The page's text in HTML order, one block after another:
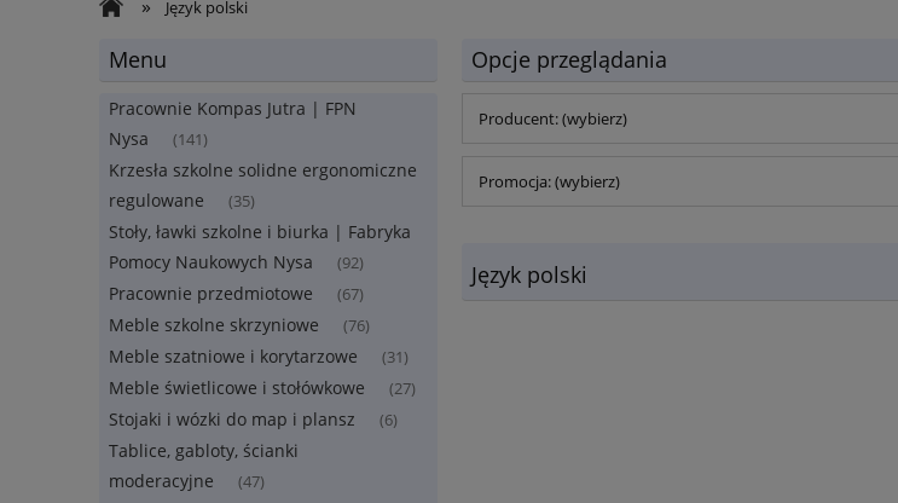
» Język polski
Menu
Pracownie Kompas Jutra | FPN
Nysa
(141)
Krzesła szkolne solidne ergonomiczne
regulowane
(35)
Stoły, ławki szkolne i biurka | Fabryka
Pomocy Naukowych Nysa
(92)
Pracownie przedmiotowe (67)
Meble szkolne skrzyniowe (76)
Meble szatniowe i korytarzowe (31)
Meble świetlicowe i stołówkowe (27)
Stojaki i wózki do map i plansz (6)
Tablice, gabloty, ścianki
moderacyjne
(47)
Opcje przeglądania
Producent: (wybierz)
Promocja: (wybierz)
Język polski